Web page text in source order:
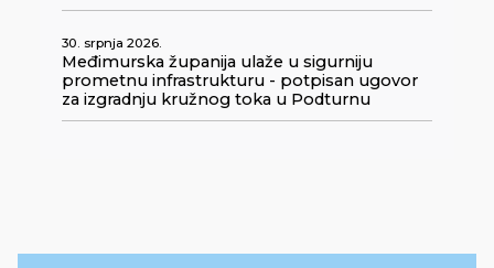
30. srpnja 2026.
Međimurska županija ulaže u sigurniju
prometnu infrastrukturu - potpisan ugovor
za izgradnju kružnog toka u Podturnu